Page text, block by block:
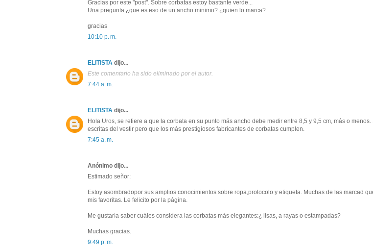
Gracias por este "post". Sobre corbatas estoy bastante verde...
Una pregunta ¿que es eso de un ancho minimo? ¿quien lo marca?
gracias
10:10 p. m.
ELITISTA dijo...
Este comentario ha sido eliminado por el autor.
7:44 a. m.
ELITISTA dijo...
Hola Uros, se refiere a que la corbata en su punto más ancho debe medir entre 8,5 y 9,5 cm, más o
escritas del vestir pero que los más prestigiosos fabricantes de corbatas cumplen.
7:45 a. m.
Anónimo dijo...
Estimado señor:
Estoy asombradopor sus amplios conocimientos sobre ropa,protocolo y etiqueta. Muchas de las marcad
mis favoritas. Le felicito por la página.
Me gustaría saber cuáles considera las corbatas más elegantes:¿ lisas, a rayas o estampadas?
Muchas gracias.
9:49 p. m.